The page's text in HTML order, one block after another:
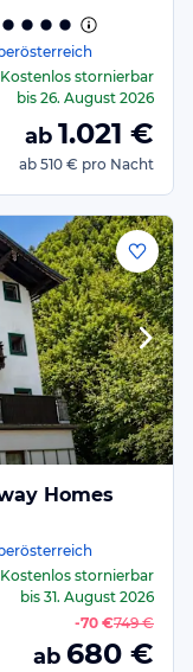
Kostenlos stornierbar
bis 26. August 2026
ab 1.021 €
ab 510 € pro Nacht
Homes
Kostenlos stornierbar
bis 31. August 2026
-70 €749 €
ab 680 €